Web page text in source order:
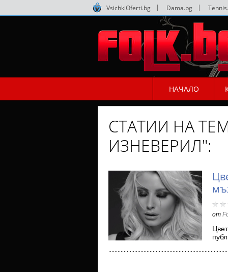
VsichkiOferti.bg Dama.bg
НАЧАЛО
СТАТИИ НА
ИЗНЕВЕРИЛ":
от